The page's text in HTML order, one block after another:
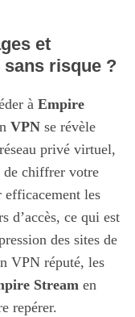
et
risque ?
à Empire
VPNse révèle
privé virtuel,
de chiffrer votre
efficacement les
d’accès, ce qui est
des sites de
VPN réputé, les
Streamen
repérer.